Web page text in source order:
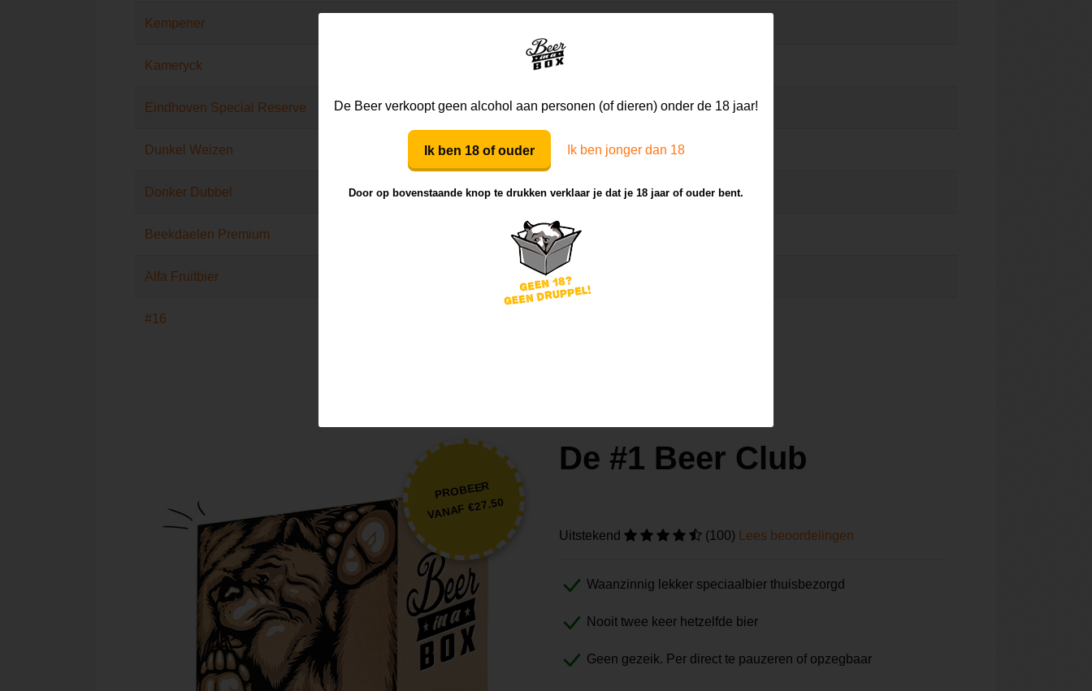
Kempener
Kameryck
Eindhoven Special Reserve Europese Lichte Lager
Dunkel Weizen Dunkelweizen
Donker Dubbel Donker Bier
Beekdaelen Premium
Alfa Fruitbier
#16
PROBEER
VANAF €27.50
De #1 Beer Club
Uitstekend (100) Lees beoordelingen
Waanzinnig lekker speciaalbier thuisbezorgd
Nooit twee keer hetzelfde bier
Geen gezeik. Per direct te pauzeren of opzegbaar
De Beer verkoopt geen alcohol aan personen (of dieren) onder de 18 jaar!
Ik ben 18 of ouder Ik ben jonger dan 18
Door op bovenstaande knop te drukken verklaar je dat je 18 jaar of ouder bent.